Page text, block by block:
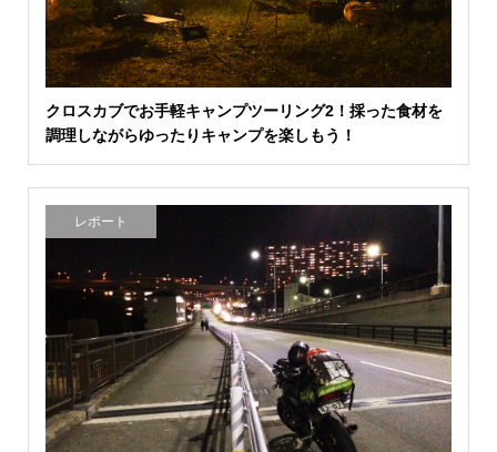
クロスカブでお手軽キャンプツーリング2！採った食材を
調理しながらゆったりキャンプを楽しもう！
レポート